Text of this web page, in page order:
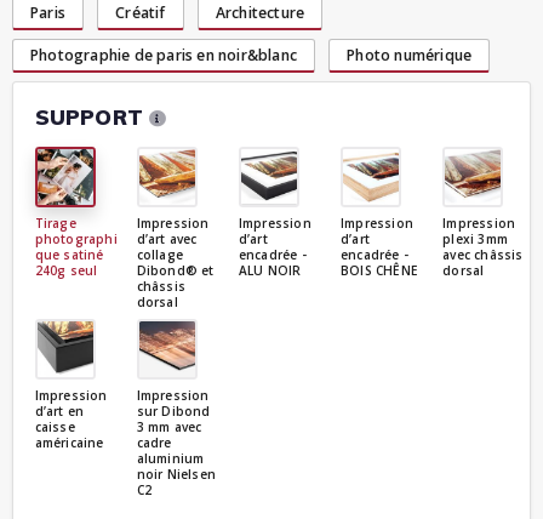
Paris Créatif Architecture
Photographie de paris en noir&blanc Photo numérique
SUPPORT
Tirage
photographi
que satiné
240g seul
Impression
d’art avec
collage
Dibond® et
châssis
dorsal
Impression
d’art
encadrée -
ALU NOIR
Impression
d’art
encadrée -
BOIS CHÊNE
Impression
plexi 3mm
avec châssis
dorsal
Impression
d’art en
caisse
américaine
Impression
sur Dibond
3 mm avec
cadre
aluminium
noir Nielsen
C2